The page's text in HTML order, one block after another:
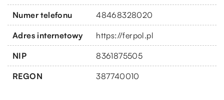
Numer telefonu 48468328020
Adres internetowy https://ferpol.pl
NIP 8361875505
REGON 387740010